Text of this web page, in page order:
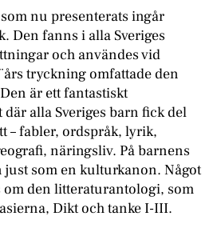
nu presenterats ingår
Den fanns i alla Sveriges
och användes vid
tryckning omfattade den
är ett fantastiskt
alla Sveriges barn fick del
– fabler, ordspråk, lyrik,
näringsliv. På barnens
just som en kulturkanon. Något
om den litteraturantologi, som
Dikt och tanke I-III.